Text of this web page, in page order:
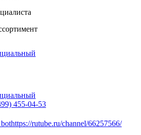
455-04-53
https://rutube.ru/channel/66257566/